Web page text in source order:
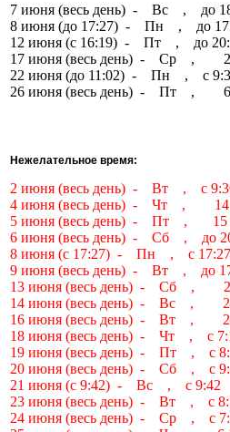
7 июня (весь день) - Вс , до
8 июня (до 17:27) - Пн , до
12 июня (с 16:19) - Пт , до
17 июня (весь день) - Ср ,
22 июня (до 11:02) - Пн , с
26 июня (весь день) - Пт , 6
Нежелательное время:
2 июня (весь день) - Вт , с
4 июня (весь день) - Чт , 14
5 июня (весь день) - Пт , 15
6 июня (весь день) - Сб , до
8 июня (с 17:27) - Пн , с 17:27
9 июня (весь день) - Вт , до
13 июня (весь день) - Сб , 23
14 июня (весь день) - Вс , 24
16 июня (весь день) - Вт ,
18 июня (весь день) - Чт , с
19 июня (весь день) - Пт , с
20 июня (весь день) - Сб , с
21 июня (с 9:42) - Вс , с 9:42
23 июня (весь день) - Вт , с
24 июня (весь день) - Ср , с